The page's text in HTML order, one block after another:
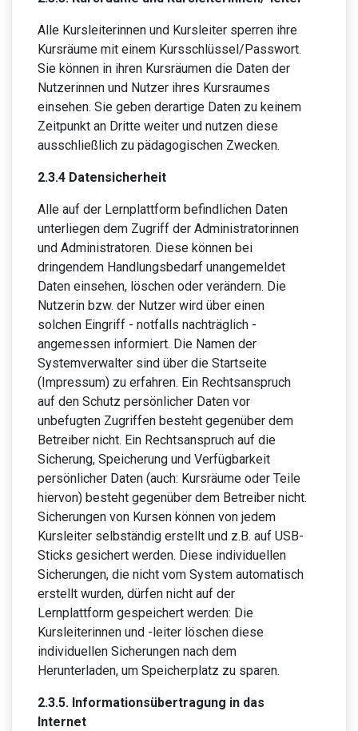
Alle Kursleiterinnen und Kursleiter sperren ihre
Kursräume mit einem Kursschlüssel/Passwort.
Sie können in ihren Kursräumen die Daten der
Nutzerinnen und Nutzer ihres Kursraumes
einsehen. Sie geben derartige Daten zu keinem
Zeitpunkt an Dritte weiter und nutzen diese
ausschließlich zu pädagogischen Zwecken.
2.3.4 Datensicherheit
Alle auf der Lernplattform befindlichen Daten
unterliegen dem Zugriff der Administratorinnen
und Administratoren. Diese können bei
dringendem Handlungsbedarf unangemeldet
Daten einsehen, löschen oder verändern. Die
Nutzerin bzw. der Nutzer wird über einen
solchen Eingriff - notfalls nachträglich -
angemessen informiert. Die Namen der
Systemverwalter sind über die Startseite
(Impressum) zu erfahren. Ein Rechtsanspruch
auf den Schutz persönlicher Daten vor
unbefugten Zugriffen besteht gegenüber dem
Betreiber nicht. Ein Rechtsanspruch auf die
Sicherung, Speicherung und Verfügbarkeit
persönlicher Daten (auch: Kursräume oder Teile
hiervon) besteht gegenüber dem Betreiber nicht.
Sicherungen von Kursen können von jedem
Kursleiter selbständig erstellt und z.B. auf USB-
Sticks gesichert werden. Diese individuellen
Sicherungen, die nicht vom System automatisch
erstellt wurden, dürfen nicht auf der
Lernplattform gespeichert werden: Die
Kursleiterinnen und -leiter löschen diese
individuellen Sicherungen nach dem
Herunterladen, um Speicherplatz zu sparen.
2.3.5. Informationsübertragung in das
Internet